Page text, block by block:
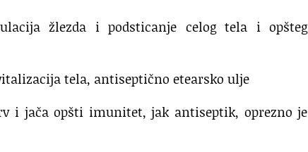
žlezda i podsticanje celog tela i opšteg
tela, antiseptično etearsko ulje
i jača opšti imunitet, jak antiseptik, oprezno je